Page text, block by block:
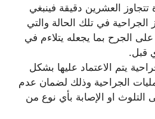
تتجاوز العشرين دقيقة فينبغي
الجراحية في تلك الحالة والتي
على الجرح بما يجعله يتلاءم في
قبل.
يتم الاعتماد عليها بشكل
الجراحية وذلك لضمان عدم
او الإصابة بأي نوع من